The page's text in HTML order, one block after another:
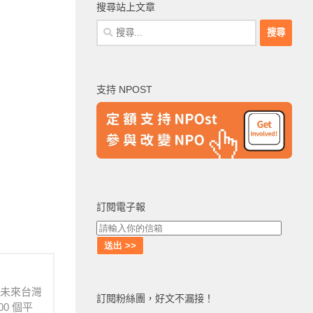
來台灣
個平
搜尋站上文章
搜
尋
字:
支持 NPOST
訂閱電子報
訂閱粉絲團，好文不漏接！